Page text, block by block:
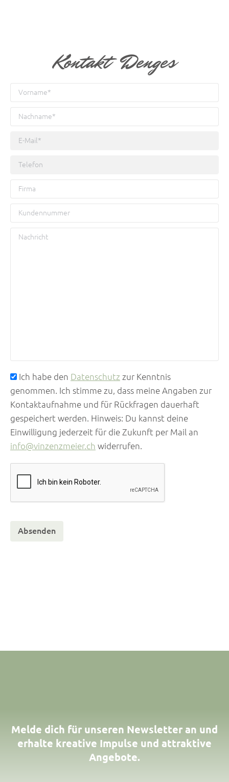
Kontakt Denges
Ich habe den Datenschutz zur Kenntnis
genommen. Ich stimme zu, dass meine Angaben zur
Kontaktaufnahme und für Rückfragen dauerhaft
gespeichert werden. Hinweis: Du kannst deine
Einwilligung jederzeit für die Zukunft per Mail an
info@vinzenzmeier.ch widerrufen.
Melde dich für unseren Newsletter an und
erhalte kreative Impulse und attraktive
Angebote.